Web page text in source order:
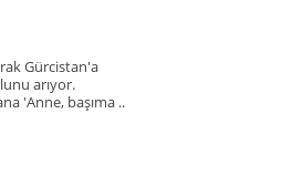
Gürcistan'a
arıyor.
'Anne, başıma ..